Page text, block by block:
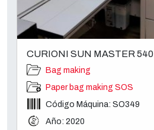
CURIONI SUN MASTER 540
Bag making
Paper bag making SOS
Código Máquina: SO349
Año: 2020